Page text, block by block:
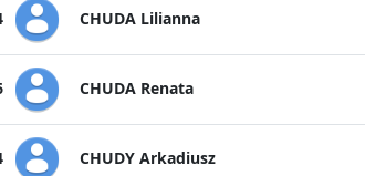
CHUDA Lilianna
CHUDA Renata
CHUDY Arkadiusz